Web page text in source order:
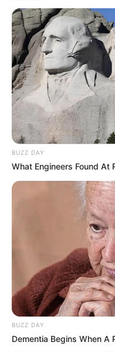
BUZZ DAY
What Engineers Found At
BUZZ DAY
Dementia Begins When A